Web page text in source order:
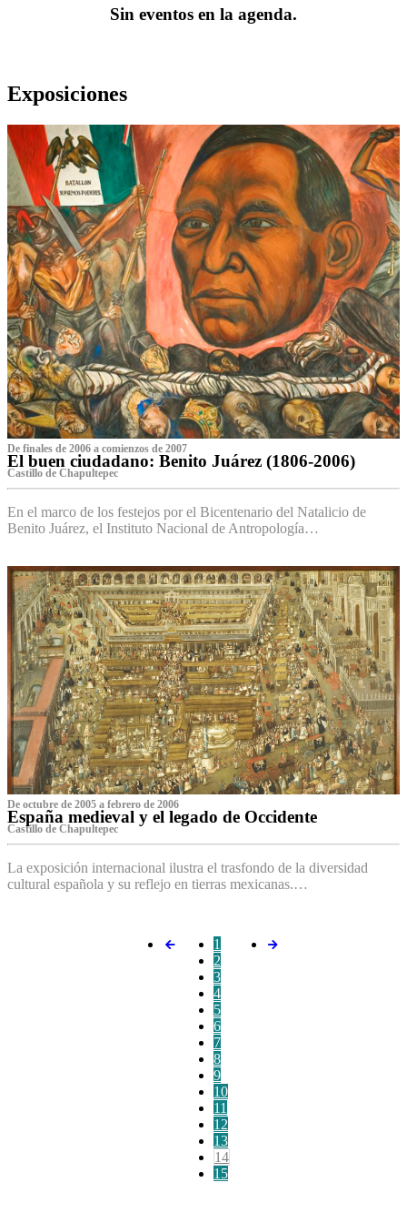
Sin eventos en la agenda.
Exposiciones
De finales de 2006 a comienzos de 2007
El buen ciudadano: Benito Juárez (1806-2006)
Castillo de Chapultepec
En el marco de los festejos por el Bicentenario del Natalicio de
Benito Juárez, el Instituto Nacional de Antropología…
De octubre de 2005 a febrero de 2006
España medieval y el legado de Occidente
Castillo de Chapultepec
La exposición internacional ilustra el trasfondo de la diversidad
cultural española y su reflejo en tierras mexicanas.…
1
2
3
4
5
6
7
8
9
10
11
12
13
14
15